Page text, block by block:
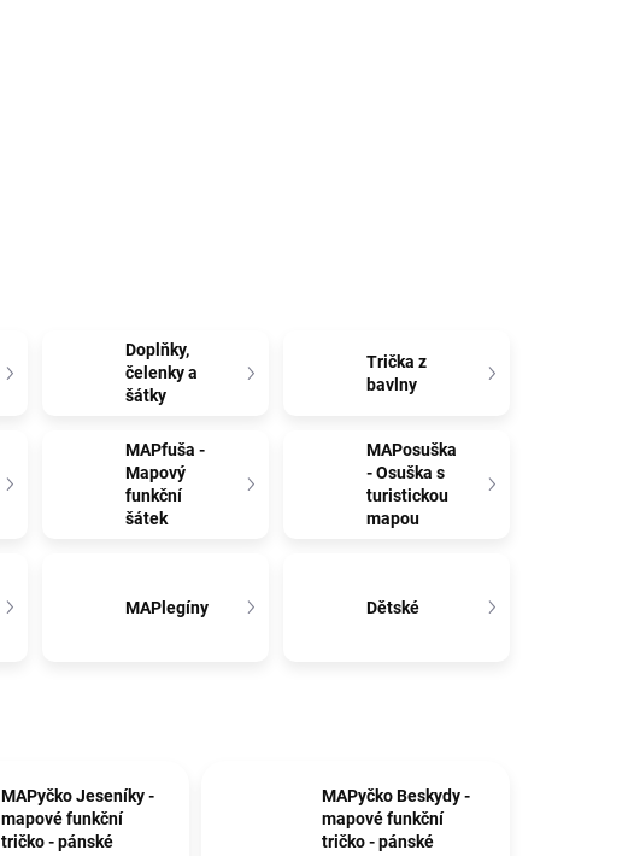
Doplňky,
čelenky a
šátky
Trička z
bavlny
MAPfuša -
Mapový
funkční
šátek
MAPosuška
- Osuška s
turistickou
mapou
MAPlegíny Dětské
MAPyčko Jeseníky -
mapové funkční
tričko - pánské
MAPyčko Beskydy -
mapové funkční
tričko - pánské